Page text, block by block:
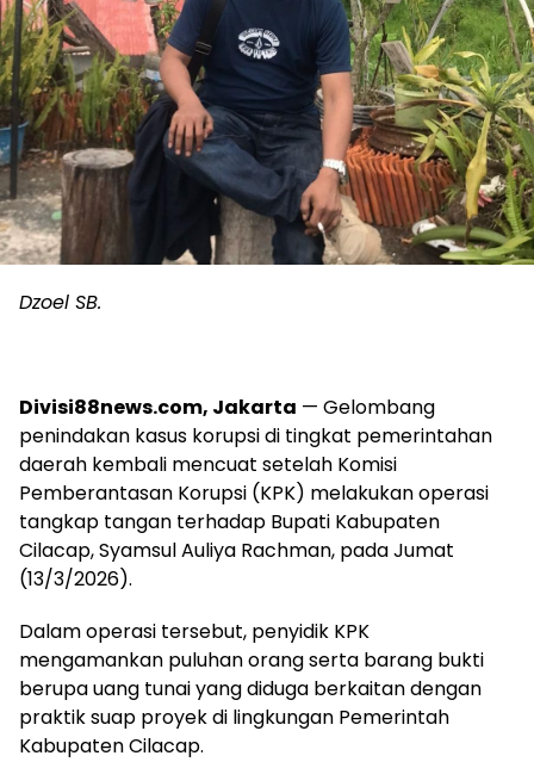
Dzoel SB.
Divisi88news.com, Jakarta — Gelombang
penindakan kasus korupsi di tingkat pemerintahan
daerah kembali mencuat setelah Komisi
Pemberantasan Korupsi (KPK) melakukan operasi
tangkap tangan terhadap Bupati Kabupaten
Cilacap, Syamsul Auliya Rachman, pada Jumat
(13/3/2026).
Dalam operasi tersebut, penyidik KPK
mengamankan puluhan orang serta barang bukti
berupa uang tunai yang diduga berkaitan dengan
praktik suap proyek di lingkungan Pemerintah
Kabupaten Cilacap.